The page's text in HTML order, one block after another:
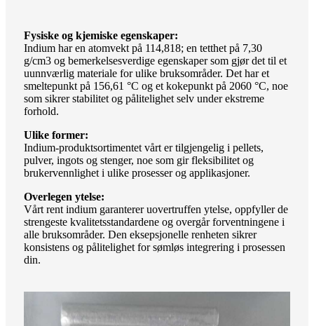
Fysiske og kjemiske egenskaper:
Indium har en atomvekt på 114,818; en tetthet på 7,30
g/cm3 og bemerkelsesverdige egenskaper som gjør det til et
uunnværlig materiale for ulike bruksområder. Det har et
smeltepunkt på 156,61 °C og et kokepunkt på 2060 °C, noe
som sikrer stabilitet og pålitelighet selv under ekstreme
forhold.
Ulike former:
Indium-produktsortimentet vårt er tilgjengelig i pellets,
pulver, ingots og stenger, noe som gir fleksibilitet og
brukervennlighet i ulike prosesser og applikasjoner.
Overlegen ytelse:
Vårt rent indium garanterer uovertruffen ytelse, oppfyller de
strengeste kvalitetsstandardene og overgår forventningene i
alle bruksområder. Den eksepsjonelle renheten sikrer
konsistens og pålitelighet for sømløs integrering i prosessen
din.